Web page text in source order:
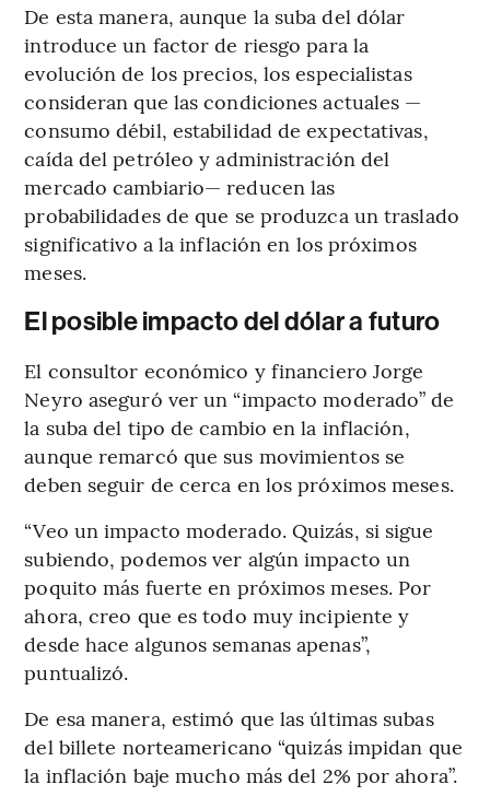
De esta manera, aunque la suba del dólar
introduce un factor de riesgo para la
evolución de los precios, los especialistas
consideran que las condiciones actuales —
consumo débil, estabilidad de expectativas,
caída del petróleo y administración del
mercado cambiario— reducen las
probabilidades de que se produzca un traslado
significativo a la inflación en los próximos
meses.
El posible impacto del dólar a futuro
El consultor económico y financiero Jorge
Neyro aseguró ver un “impacto moderado” de
la suba del tipo de cambio en la inflación,
aunque remarcó que sus movimientos se
deben seguir de cerca en los próximos meses.
“Veo un impacto moderado. Quizás, si sigue
subiendo, podemos ver algún impacto un
poquito más fuerte en próximos meses. Por
ahora, creo que es todo muy incipiente y
desde hace algunos semanas apenas”,
puntualizó.
De esa manera, estimó que las últimas subas
del billete norteamericano “quizás impidan que
la inflación baje mucho más del 2% por ahora”.